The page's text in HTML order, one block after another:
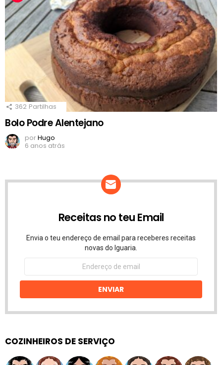
362 Partilhas
Bolo Podre Alentejano
porHugo
6 anos atrás
Receitas no teu Email
Envia o teu endereço de email para receberes receitas
novas do Iguaria.
Endereço
email
ENVIAR
COZINHEIROS DE SERVIÇO